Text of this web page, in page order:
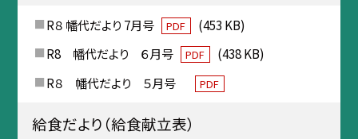
R８ 幡代だより 7月号 PDF
(453 KB)
R8 幡代だより ６月号
PDF
(438 KB)
R８ 幡代だより ５月号
PDF
給食だより（給食献立表）